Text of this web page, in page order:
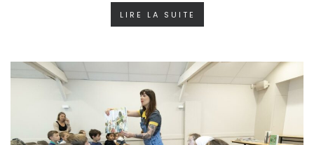
LIRE LA SUITE